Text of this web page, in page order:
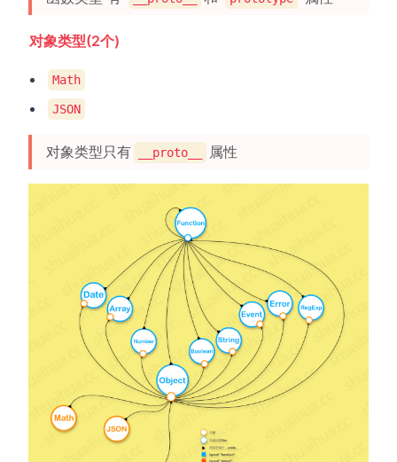
对象类型(2个)
Math
JSON
对象类型只有 __proto__ 属性